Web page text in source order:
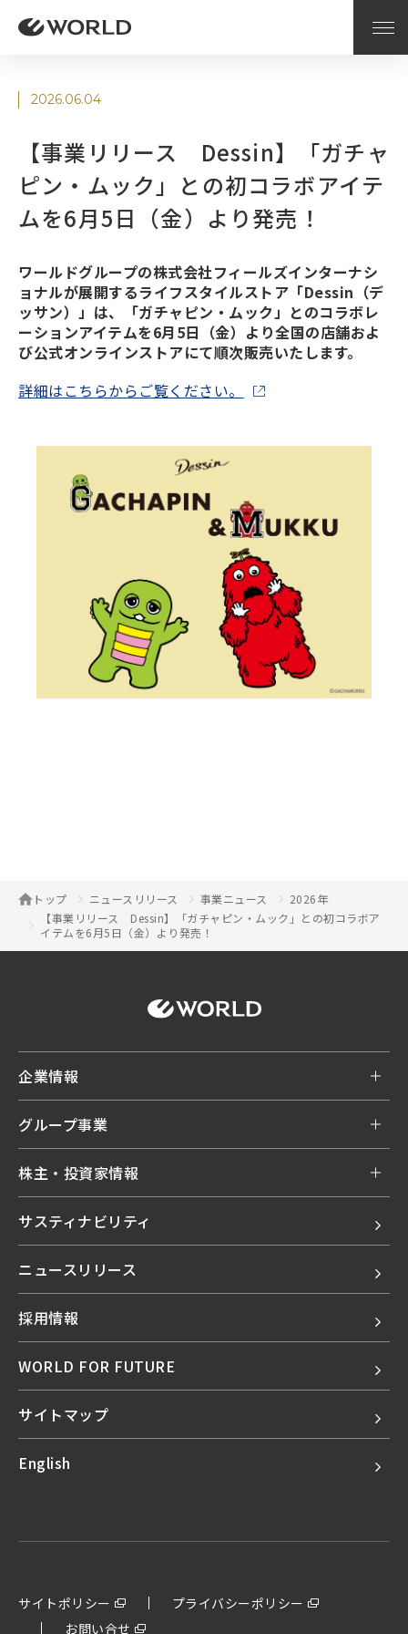
2026.06.04
【事業リリース Dessin】「ガチャ
ピン・ムック」との初コラボアイテ
ムを6月5日（金）より発売！
ワールドグループの株式会社フィールズインターナシ
ョナルが展開するライフスタイルストア「Dessin（デ
ッサン）」は、「ガチャピン・ムック」とのコラボレ
ーションアイテムを6月5日（金）より全国の店舗およ
び公式オンラインストアにて順次販売いたします。
詳細はこちらからご覧ください。
トップ ニュースリリース 事業ニュース
2026年
【事業リリース Dessin】「ガチャピン・ムック」との初コラボア
イテムを6月5日（金）より発売！
企業情報
グループ事業
株主・投資家情報
サスティナビリティ
ニュースリリース
採用情報
WORLD FOR FUTURE
サイトマップ
English
サイトポリシー
プライバシーポリシー
お問い合せ